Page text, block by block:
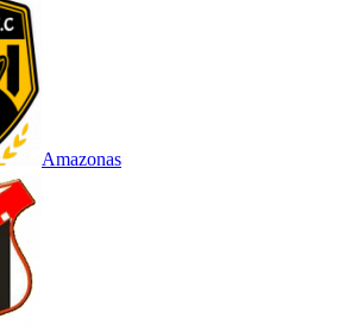
Amazonas